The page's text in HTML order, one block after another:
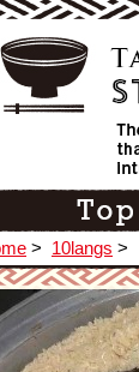
> 10langs >